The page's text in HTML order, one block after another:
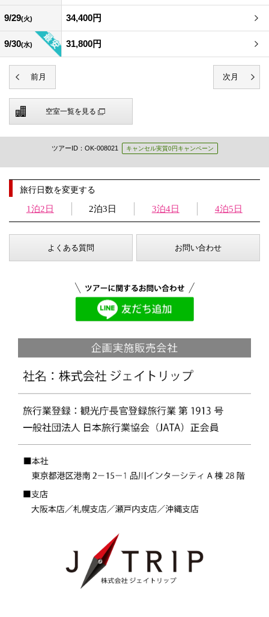
9/29(火) 34,400円
9/30(水) 31,800円
空室一覧を見る
ツアーID：OK-008021 キャンセル実質0円キャンペーン
旅行日数を変更する
1泊2日 2泊3日 3泊4日 4泊5日
よくある質問 お問い合わせ